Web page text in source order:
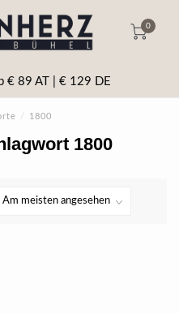
0
€ 89 AT | € 129 DE
/ 1800
1800